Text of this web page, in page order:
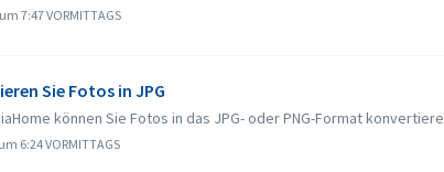
7:47 VORMITTAGS
Sie Fotos in JPG
können Sie Fotos in das JPG- oder PNG-Format
6:24 VORMITTAGS